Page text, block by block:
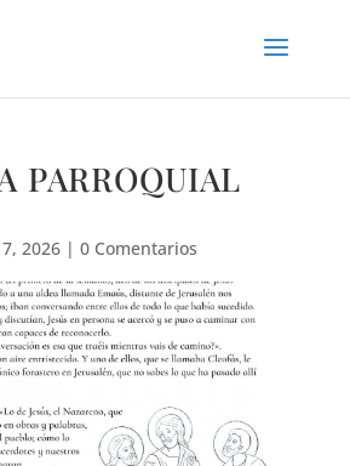
PARROQUIAL
2026| 0 Comentarios